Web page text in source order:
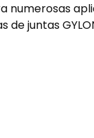
numerosas
juntas